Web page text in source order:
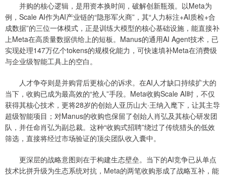
并购的核心逻辑，是用资本换时间，破解创新瓶颈。以Meta为
例，Scale AI作为AI产业链的“隐形军火商”，其“人力标注+AI质检+合
成数据”的三位一体模式，正是训练大模型的核心基础设施，能直接补
上Meta在高质量数据供给上的短板。Manus的通用AI Agent技术，已
实现处理147万亿个tokens的规模化能力，可快速填补Meta在消费级
与企业级智能工具上的空白。
人才争夺则是并购背后更核心的诉求。在AI人才缺口持续扩大的
当下，收购已成为最高效的“抢人”手段。Meta收购Scale AI时，不仅
获得其核心技术，更将28岁的创始人亚历山大·王纳入麾下，让其主导
超级智能项目；对Manus的收购也保留了创始人肖弘及其核心研发团
队，并任命肖弘为副总裁。这种“收购式招聘”绕过了传统猎头的低效
筛选，直接将经过市场验证的顶尖团队收入囊中。
更深层的战略意图则在于构建生态壁垒。当下的AI竞争已从单点
技术比拼升级为生态系统对抗，Meta的两笔收购形成了战略互补，能